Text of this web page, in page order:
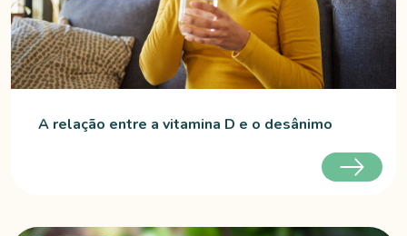
A relação entre a vitamina D e o desânimo